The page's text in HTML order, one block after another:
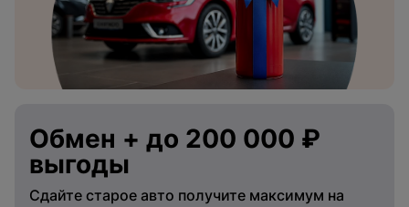
Обмен + до 200 000 ₽
выгоды
Сдайте старое авто получите максимум на